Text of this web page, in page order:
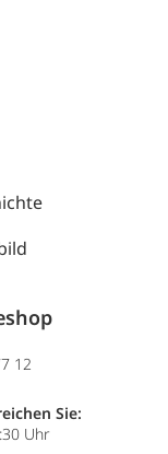
12
Sie:
Uhr